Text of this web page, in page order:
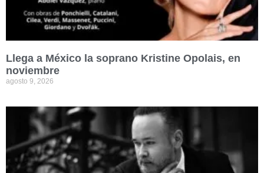
Llega a México la soprano Kristine Opolais, en
noviembre
agosto 9, 2026